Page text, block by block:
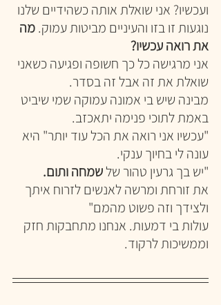
ועכשיו? אני שואלת אותה כשהידיים שלנו
נוגעות זו בזו והעיניים מביטות עמוק. מה
את רואה עכשיו?
אני מרגישה כל כך חשופה ופגיעה כשאני
שואלת את זה אבל זה בסדר.
מבינה שיש בי אמונה עמוקה שמי שיביט
באמת לתוכי פנימה יתאכזב.
"עכשיו אני רואה את הכל עוד יותר" היא
עונה לי בחיוך ענקי.
"יש בך גרעין טהור של שמחה ותום.
את זורחת ומרשה לאנשים לזרוח איתך
ולצידך וזה פשוט מהמם"
עולות בי דמעות. אנחנו מתחבקות חזק
וממשיכות לרקוד.